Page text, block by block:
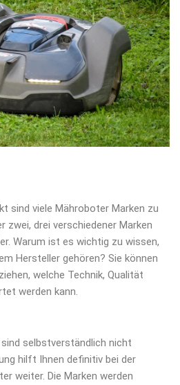
sind viele Mähroboter Marken zu
zwei, drei verschiedener Marken
Warum ist es wichtig zu wissen,
Hersteller gehören? Sie können
welche Technik, Qualität
werden kann.
selbstverständlich nicht
hilft Ihnen definitiv bei der
weiter. Die Marken werden